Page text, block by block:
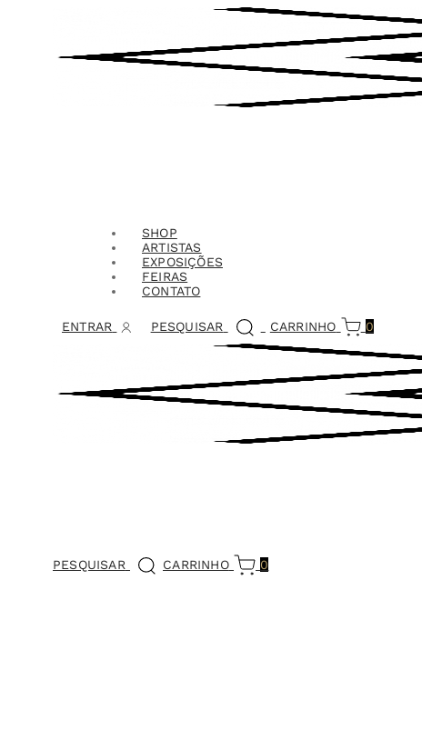
SHOP
ARTISTAS
EXPOSIÇÕES
FEIRAS
CONTATO
ENTRAR PESQUISAR CARRINHO 0
PESQUISAR CARRINHO 0